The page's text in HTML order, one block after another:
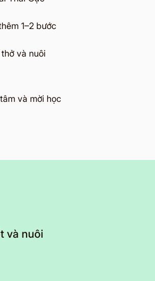
1–2 bước
và nuôi
và mời học
và nuôi